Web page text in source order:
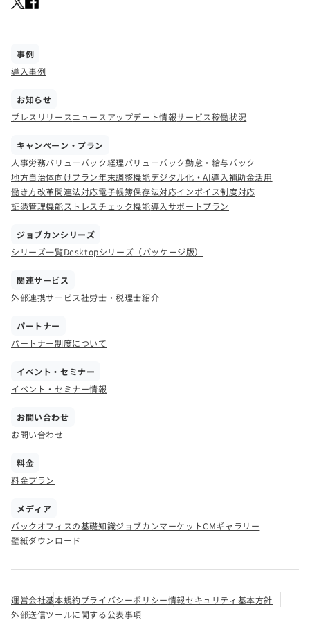
事例
導入事例
お知らせ
プレスリリースニュース アップデート情報サービス稼働状況
キャンペーン・プラン
人事労務バリューパック経理バリューパック勤怠・給与パック
地方自治体向けプラン年末調整機能デジタル化・AI導入補助金活用
働き方改革関連法対応電子帳簿保存法対応インボイス制度対応
証憑管理機能ストレスチェック機能導入サポートプラン
ジョブカンシリーズ
シリーズ一覧Desktopシリーズ（パッケージ版）
関連サービス
外部連携サービス社労士・税理士紹介
パートナー
パートナー制度について
イベント・セミナー
イベント・セミナー情報
お問い合わせ
お問い合わせ
料金
料金プラン
メディア
バックオフィスの基礎知識ジョブカンマーケットCMギャラリー
壁紙ダウンロード
運営会社基本規約プライバシーポリシー情報セキュリティ基本方針
外部送信ツールに関する公表事項